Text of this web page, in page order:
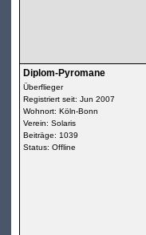
Diplom-Pyromane
Überflieger
Registriert seit: Jun 2007
Wohnort: Köln-Bonn
Verein: Solaris
Beiträge: 1039
Status: Offline